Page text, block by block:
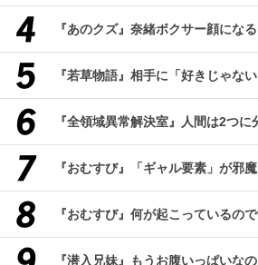
『あのクズ』奈緒ボクサー顔になる
『若草物語』相手に「好きじゃな
『全領域異常解決室』人間は2つに
『おむすび』「ギャル要素」が邪魔
『おむすび』何が起こっているの
『潜入兄妹』もうお腹いっぱいな